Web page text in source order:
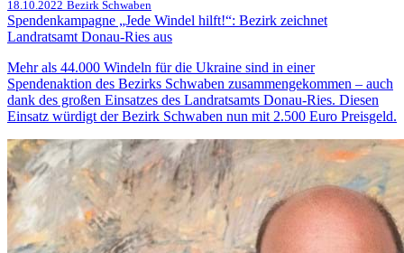
18.10.2022 Bezirk Schwaben
Spendenkampagne „Jede Windel hilft!“: Bezirk zeichnet
Landratsamt Donau-Ries aus
Mehr als 44.000 Windeln für die Ukraine sind in einer
Spendenaktion des Bezirks Schwaben zusammengekommen – auch
dank des großen Einsatzes des Landratsamts Donau-Ries. Diesen
Einsatz würdigt der Bezirk Schwaben nun mit 2.500 Euro Preisgeld.